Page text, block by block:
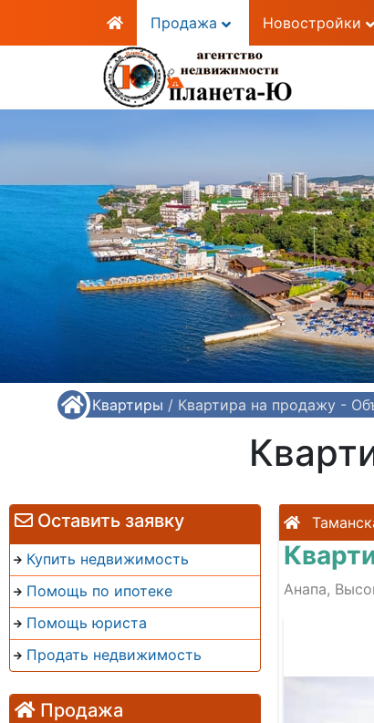
Продажа Новостройки
/ Квартиры / Квартира на продажу -
Оставить заявку
Купить недвижимость
Помощь по ипотеке
Помощь юриста
Продать недвижимость
Продажа
Анапа,